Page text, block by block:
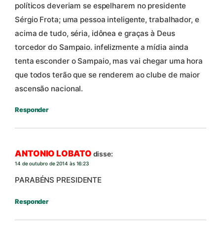
políticos deveriam se espelharem no presidente
Sérgio Frota; uma pessoa inteligente, trabalhador, e
acima de tudo, séria, idônea e graças à Deus
torcedor do Sampaio. infelizmente a mídia ainda
tenta esconder o Sampaio, mas vai chegar uma hora
que todos terão que se renderem ao clube de maior
ascensão nacional.
Responder
ANTONIO LOBATO disse:
14 de outubro de 2014 às 16:23
PARABÉNS PRESIDENTE
Responder